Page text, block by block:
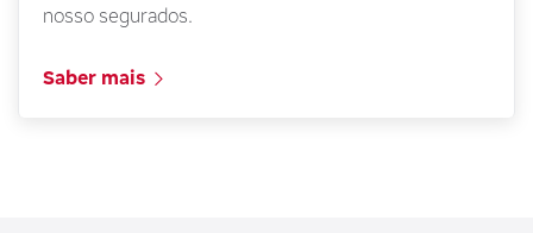
nosso segurados.
Saber mais